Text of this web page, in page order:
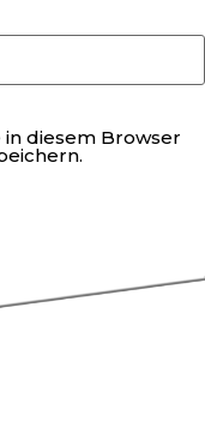
diesem Browser